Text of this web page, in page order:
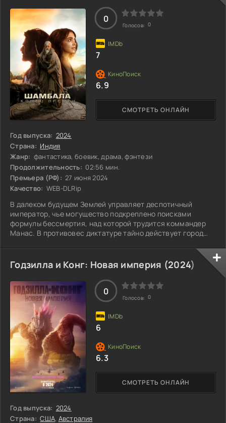
жители понимают: есть тот, кто сражается за них. Но
появление таинственного
Год выпуска: 2024
Страна: Индия
Жанр: фантастика, боевик, драма, фэнтези
Продолжительность: 02:56 мин.
Премьера (РФ): 27 июня 2024
Качество: WEB-DLRip
В далеком будущем Землей управляет деспотичный
император, чье могущество подкреплено поисками
формулы бессмертия, над которой трудится коммандер
Манас. В противовес диктатуре тайно действует город
девушку с необычными способностями, за которой
охотятся наемники. В это время древнее пророчество о
приходе спасителя начинает сбываться, обещая
избавление от страданий. Но кто же станет этим
спасителем, и каким образом он изменит ход истории?
СМОТРЕТЬ ОНЛАЙН
0
Голосов: 0
7
6.9
Годзилла и Конг: Новая империя (2024)
Год выпуска: 2024
Страна: США, Австралия
СМОТРЕТЬ ОНЛАЙН
0
Голосов: 0
6
6.3